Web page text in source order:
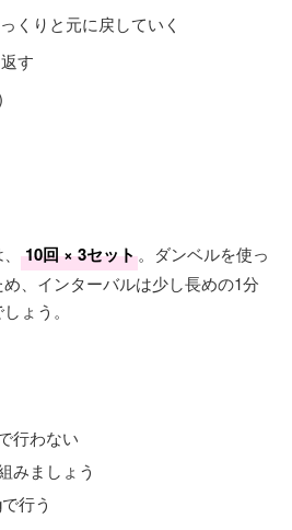
くりと元に戻していく
す
10回 × 3セット。ダンベルを使っ
、インターバルは少し長めの1分
ょう。
行わない
みましょう
行う